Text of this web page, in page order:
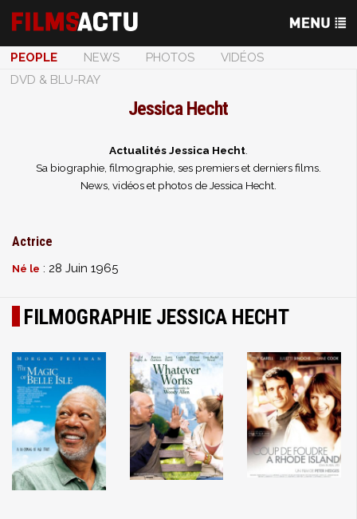
PEOPLE NEWS PHOTOS
VIDÉOS
DVD & BLU-RAY
Jessica Hecht
Actualités Jessica Hecht.
Sa biographie, filmographie, ses premiers et derniers films.
News, vidéos et photos de Jessica Hecht.
Actrice
Né le : 28 Juin 1965
FILMOGRAPHIE JESSICA HECHT